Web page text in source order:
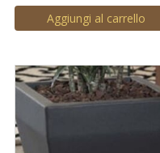
Aggiungi al carrello